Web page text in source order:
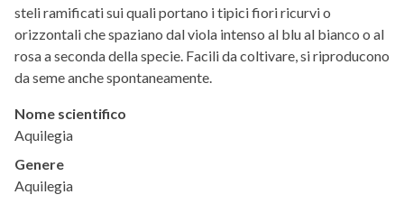
steli ramificati sui quali portano i tipici fiori ricurvi o
orizzontali che spaziano dal viola intenso al blu al bianco o al
rosa a seconda della specie. Facili da coltivare, si riproducono
da seme anche spontaneamente.
Nome scientifico
Aquilegia
Genere
Aquilegia